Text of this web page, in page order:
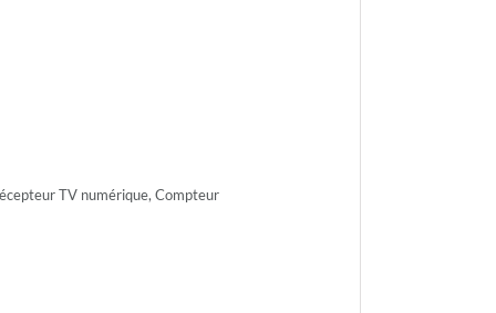
TV numérique, Compteur